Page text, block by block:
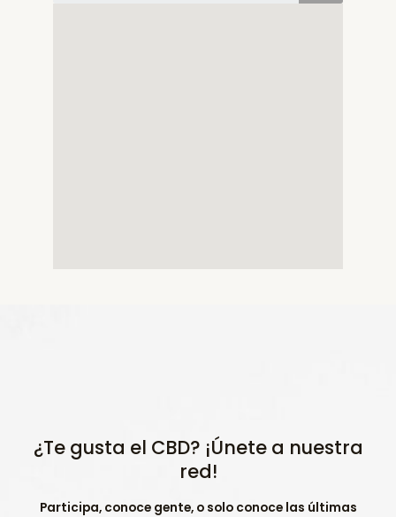
¿Te gusta el CBD? ¡Únete a nuestra
red!
Participa, conoce gente, o solo conoce las últimas